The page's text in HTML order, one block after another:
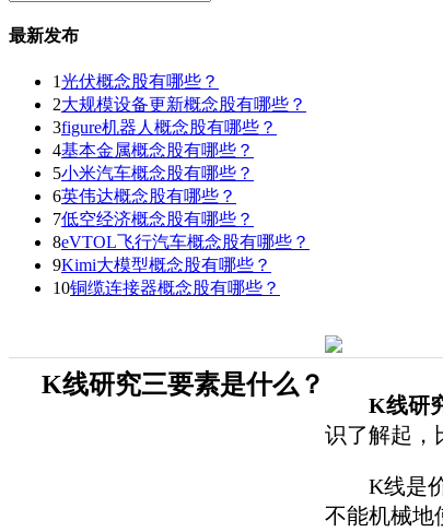
最新发布
1光伏概念股有哪些？
2大规模设备更新概念股有哪些？
3figure机器人概念股有哪些？
4基本金属概念股有哪些？
5小米汽车概念股有哪些？
6英伟达概念股有哪些？
7低空经济概念股有哪些？
8eVTOL飞行汽车概念股有哪些？
9Kimi大模型概念股有哪些？
10铜缆连接器概念股有哪些？
K线研究三要素是什么？
K线研
识了解起，
K线是价
不能机械地